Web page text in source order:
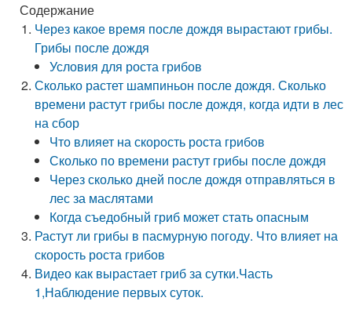
Содержание
Через какое время после дождя вырастают грибы.
Грибы после дождя
Условия для роста грибов
Сколько растет шампиньон после дождя. Сколько
времени растут грибы после дождя, когда идти в лес
на сбор
Что влияет на скорость роста грибов
Сколько по времени растут грибы после дождя
Через сколько дней после дождя отправляться в
лес за маслятами
Когда съедобный гриб может стать опасным
Растут ли грибы в пасмурную погоду. Что влияет на
скорость роста грибов
Видео как вырастает гриб за сутки.Часть
1,Наблюдение первых суток.